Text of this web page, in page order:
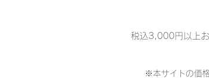
税込3,000円以上お
※本サイトの価